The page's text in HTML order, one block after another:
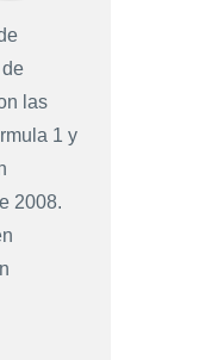
las
1 y
2008.